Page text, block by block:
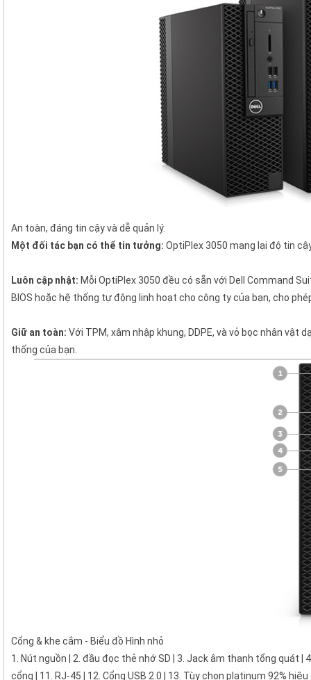
An toàn, đáng tin cậy và dễ quản lý.
Một đối tác bạn có thể tin tưởng: OptiPlex 3050 mang lại độ tin
Luôn cập nhật: Mỗi OptiPlex 3050 đều có sẵn với Dell Command
BIOS hoặc hệ thống tự động linh hoạt cho công ty của bạn, cho
Giữ an toàn: Với TPM, xâm nhập khung, DDPE, và vỏ bọc nhân
thống của bạn.
Cổng & khe cắm - Biểu đồ Hình nhỏ
1. Nút nguồn | 2. đầu đọc thẻ nhớ SD | 3. Jack âm thanh tổng quát |
cổng | 11. RJ-45 | 12. Cổng USB 2.0 | 13. Tùy chọn platinum 92% hiệu